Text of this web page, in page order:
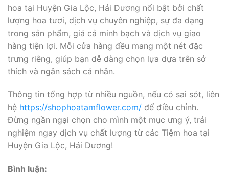
hoa tại Huyện Gia Lộc, Hải Dương nổi bật bởi chất
lượng hoa tươi, dịch vụ chuyên nghiệp, sự đa dạng
trong sản phẩm, giá cả minh bạch và dịch vụ giao
hàng tiện lợi. Mỗi cửa hàng đều mang một nét đặc
trưng riêng, giúp bạn dễ dàng chọn lựa dựa trên sở
thích và ngân sách cá nhân.
Thông tin tổng hợp từ nhiều nguồn, nếu có sai sót, liên
hệ https://shophoatamflower.com/ để điều chỉnh.
Đừng ngần ngại chọn cho mình một mục ưng ý, trải
nghiệm ngay dịch vụ chất lượng từ các Tiệm hoa tại
Huyện Gia Lộc, Hải Dương!
Bình luận: